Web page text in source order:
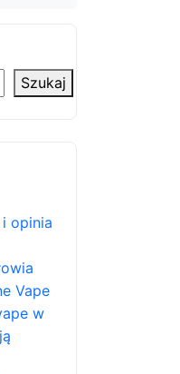
Szukaj
opinia
Vape
w